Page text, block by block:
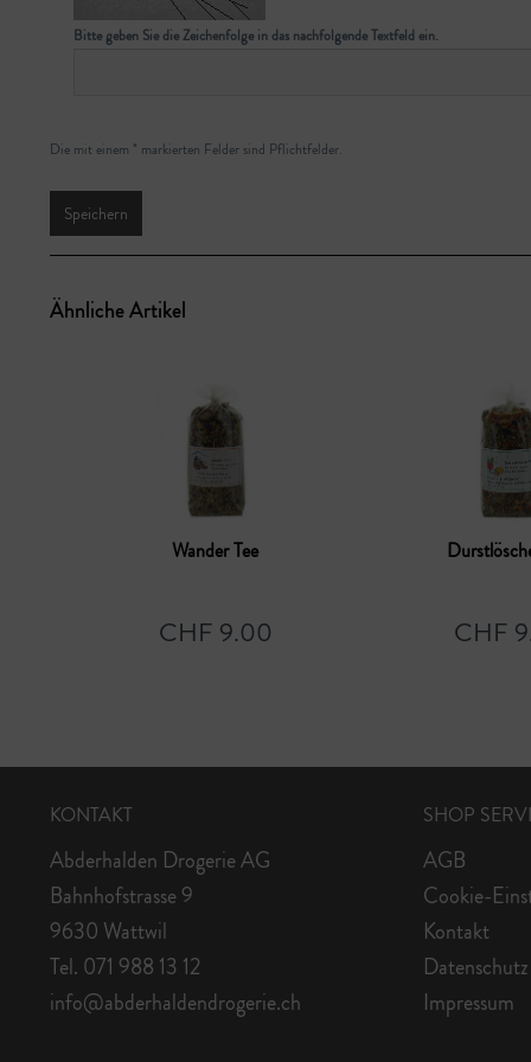
Bitte geben Sie die Zeichenfolge in das nachfolgende Textfeld ein.
Die mit einem * markierten Felder sind Pflichtfelder.
Speichern
Ähnliche Artikel
Wander Tee
CHF 9.00 CHF
KONTAKT
Abderhalden Drogerie AG
Bahnhofstrasse 9
9630 Wattwil
Tel. 071 988 13 12
info@abderhaldendrogerie.ch
SHOP
AGB
Cookie-
Kontakt
Datenschutz
Impressum